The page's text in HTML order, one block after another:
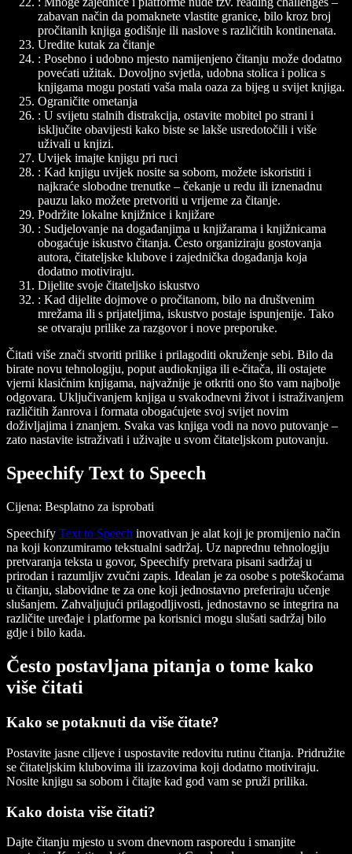
zabavan način da pomaknete vlastite granice, bilo kroz broj
pročitanih knjiga godišnje ili naslove s različitih kontinenata.
Uredite kutak za čitanje
: Posebno i udobno mjesto namijenjeno čitanju može dodatno
povećati užitak. Dovoljno svjetla, udobna stolica i polica s
knjigama mogu postati vaša mala oaza za bijeg u svijet knjiga.
Ograničite ometanja
: U svijetu stalnih distrakcija, ostavite mobitel po strani i
isključite obavijesti kako biste se lakše usredotočili i više
uživali u knjizi.
Uvijek imajte knjigu pri ruci
: Kad knjigu uvijek nosite sa sobom, možete iskoristiti i
najkraće slobodne trenutke – čekanje u redu ili iznenadnu
pauzu lako možete pretvoriti u vrijeme za čitanje.
Podržite lokalne knjižnice i knjižare
: Sudjelovanje na događanjima u knjižarama i knjižnicama
obogaćuje iskustvo čitanja. Često organiziraju gostovanja
autora, čitateljske klubove i zajednička događanja koja
dodatno motiviraju.
Dijelite svoje čitateljsko iskustvo
: Kad dijelite dojmove o pročitanom, bilo na društvenim
mrežama ili s prijateljima, iskustvo postaje ispunjenije. Tako
se otvaraju prilike za razgovor i nove preporuke.
Čitati više znači stvoriti prilike i prilagoditi okruženje sebi. Bilo da
birate novu tehnologiju, poput audioknjiga ili e-čitača, ili ostajete
vjerni klasičnim knjigama, najvažnije je otkriti ono što vam najbolje
odgovara. Uključivanjem knjiga u svakodnevni život i istraživanjem
različitih žanrova i formata obogaćujete svoj svijet novim
doživljajima i znanjem. Svaka vas knjiga vodi na novo putovanje –
zato nastavite istraživati i uživajte u svom čitateljskom putovanju.
Speechify Text to Speech
Cijena: Besplatno za isprobati
Speechify Text to Speech inovativan je alat koji je promijenio način
na koji konzumiramo tekstualni sadržaj. Uz naprednu tehnologiju
pretvaranja teksta u govor, Speechify pretvara pisani sadržaj u
prirodan i razumljiv zvučni zapis. Idealan je za osobe s poteškoćama
u čitanju, slabovidne te za one koji jednostavno preferiraju učenje
slušanjem. Zahvaljujući prilagodljivosti, jednostavno se integrira na
različite uređaje i platforme pa korisnici mogu slušati sadržaj bilo
gdje i bilo kada.
Često postavljana pitanja o tome kako
više čitati
Kako se potaknuti da više čitate?
Postavite jasne ciljeve i uspostavite redovitu rutinu čitanja. Pridružite
se čitateljskim klubovima ili izazovima koji dodatno motiviraju.
Nosite knjigu sa sobom i čitajte kad god vam se pruži prilika.
Kako doista više čitati?
Dajte čitanju mjesto u svom dnevnom rasporedu i smanjite